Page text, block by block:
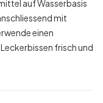
auf Wasserbasis
mit
einen
frisch und